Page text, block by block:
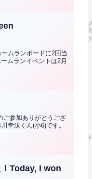
ムランボードに2回当
ムランイベントは2月
ご参加ありがとうござ
幸汰くん(小6)です。
Today, I won